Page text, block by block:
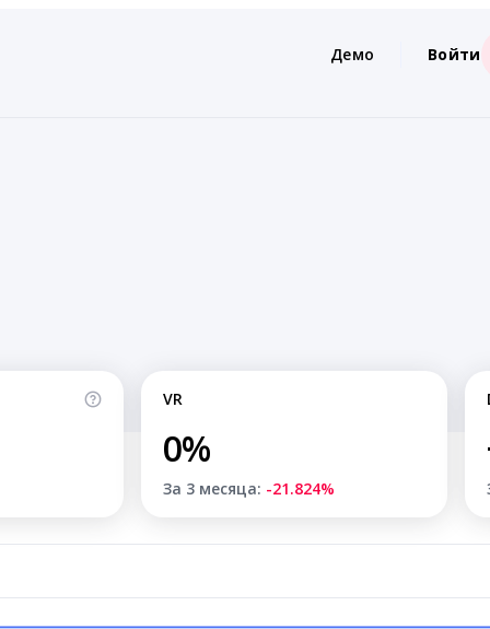
Демо Войти
VR
0%
За 3 месяца: -21.824%